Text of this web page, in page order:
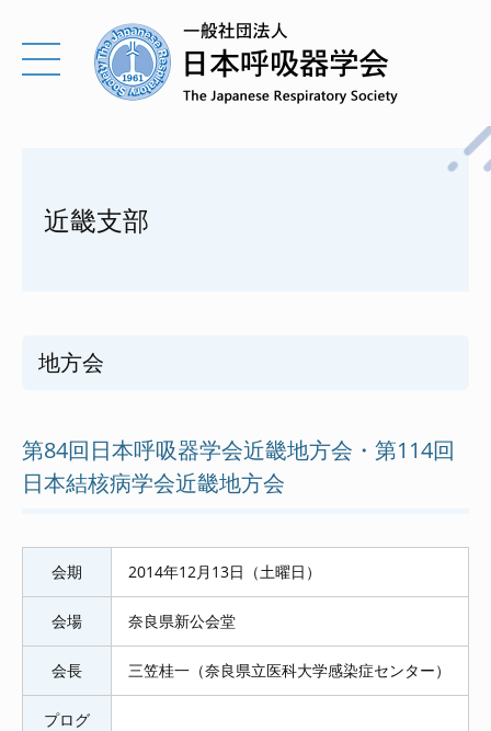
近畿支部
地方会
第84回日本呼吸器学会近畿地方会・第114回
日本結核病学会近畿地方会
会期 2014年12月13日（土曜日）
会場 奈良県新公会堂
会長 三笠桂一（奈良県立医科大学感染症センター）
プログ